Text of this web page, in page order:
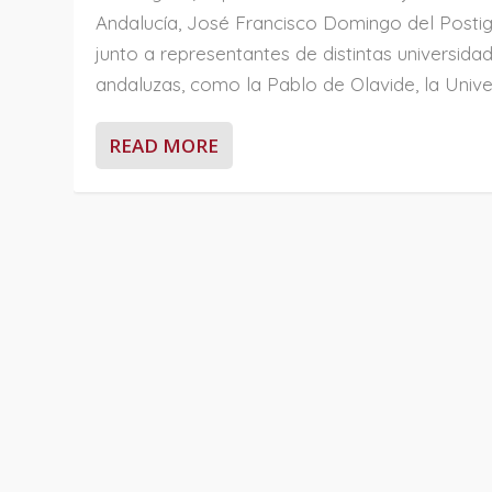
Andalucía, José Francisco Domingo del
junto a representantes de distintas
andaluzas, como la Pablo de Olavide, la
READ MORE